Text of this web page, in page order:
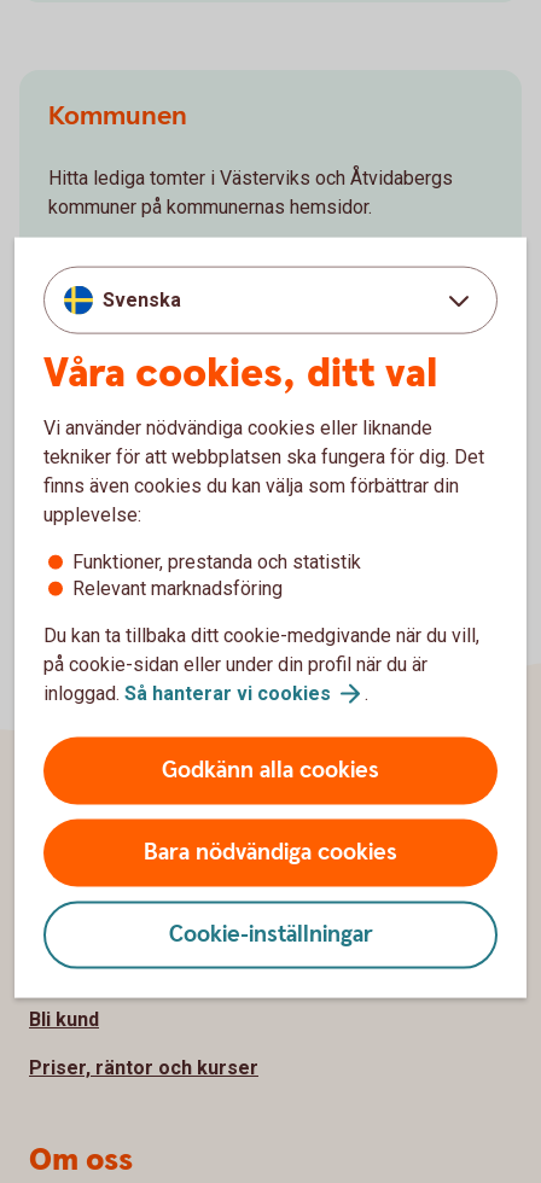
Kommunen
Hitta lediga tomter i Västerviks och Åtvidabergs
kommuner på kommunernas hemsidor.
atvidaberg. se
Svenska
Våra cookies, ditt val
Vi använder nödvändiga cookies eller liknande
tekniker för att webbplatsen ska fungera för dig. Det
finns även cookies du kan välja som förbättrar din
upplevelse:
Funktioner, prestanda och statistik
Relevant marknadsföring
Du kan ta tillbaka ditt cookie-medgivande när du vill,
på cookie-sidan eller under din profil när du är
inloggad. Så hanterar vi cookies .
Godkänn alla cookies
Bara nödvändiga cookies
Cookie-inställningar
Sidfot
Hitta snabbt
Kundservice
Spärrhjälp
Hitta bankkontor
Bli kund
Priser, räntor och kurser
Om oss